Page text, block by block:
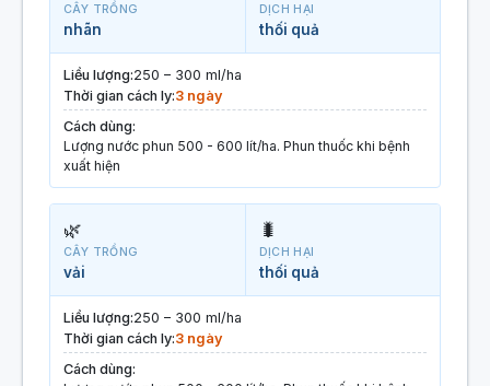
CÂY TRỒNG
nhãn
DỊCH HẠI
thối quả
Liều lượng:250 – 300 ml/ha
Thời gian cách ly:3 ngày
Cách dùng:
Lượng nước phun 500 - 600 lít/ha. Phun thuốc khi bệnh
xuất hiện
🌿
CÂY TRỒNG
vải
🐛
DỊCH HẠI
thối quả
Liều lượng:250 – 300 ml/ha
Thời gian cách ly:3 ngày
Cách dùng: